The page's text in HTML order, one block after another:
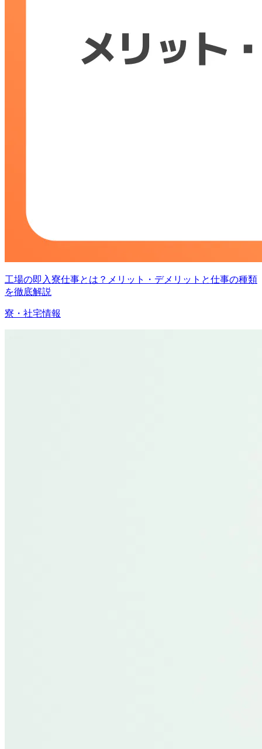
工場の即入寮仕事とは？メリット・デメリットと仕事の種類
を徹底解説
寮・社宅情報